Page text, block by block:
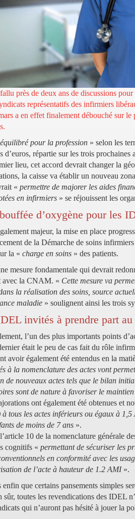
près de deux ans de discussions
représentatifs des infirmiers
a en effet finalement débouché sur
pour la profession » selon les
d’euros, répartie sur les trois prochaines
lieu, cet accord devrait changer la
la caisse va établir un nouveau
« permettre de majorer les aides
en infirmiers » se réjouissent les
d’oxygène pour les
majeur, la mise en place
de la Démarche de soins
la « charge en soins » des patients.
mesure fondamentale qui devrait
avec la CNAM. « Cette mesure va
la réalisation des soins, source
maladie » soulignent ainsi les trois
invités à prendre part
l’un des plus importants points
était le peu de cas fait du rôle
avoir également été entendus en la
à la nomenclature des actes vont
de nouveaux actes tels que le bilan
sont de nature à favoriser le
ont également été obtenues et
tous les actes inférieurs ou égaux à
de moins de 7 ans ».
10 de la nomenclature générale
cognitifs « permettant de sécuriser les
en conformité avec les
de l’acte à hauteur de 1.2 AMI».
enfin que certains pansements simples
sûr, toutes les revendications des IDEL
qui n’auront pas hésité à jouer la